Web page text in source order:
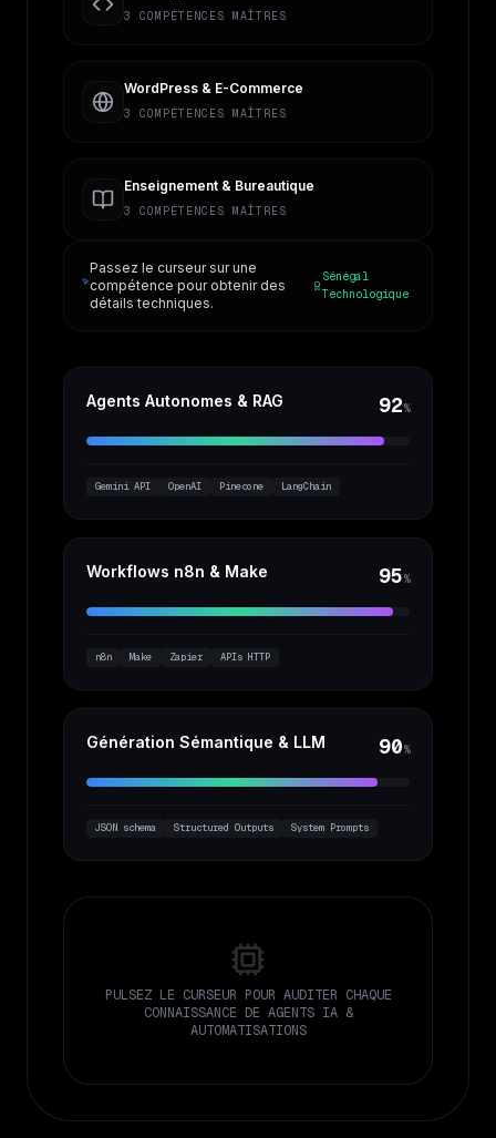
3 COMPÉTENCES MAÎTRES
WordPress & E-Commerce
3 COMPÉTENCES MAÎTRES
Enseignement & Bureautique
3 COMPÉTENCES MAÎTRES
Passez le curseur sur une
compétence pour obtenir des
détails techniques.
Sénégal
Technologique
Agents Autonomes & RAG 92%
Gemini API OpenAI Pinecone LangChain
Workflows n8n & Make 95%
n8n Make Zapier APIs HTTP
Génération Sémantique & LLM 90%
JSON schema Structured Outputs System Prompts
PULSEZ LE CURSEUR POUR AUDITER CHAQUE
CONNAISSANCE DE AGENTS IA &
AUTOMATISATIONS